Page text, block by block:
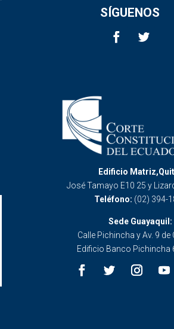
SÍGUENOS
Edificio
José Tamayo E10 25 y
Teléfono: (02) 394-
Sede Guayaquil:
Calle Pichincha y Av. 9 de
Edificio Banco Pichincha